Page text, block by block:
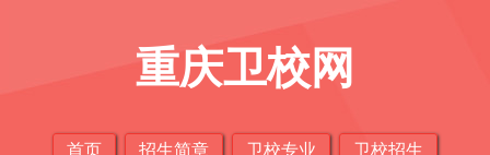
重庆卫校网
首页 招生简章 卫校专业 卫校招生